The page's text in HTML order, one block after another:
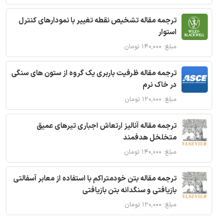
ترجمه مقاله تشخیص نقطه تغییر با نمودارهای کنترل
استوار
مبلغ: ۱۴۰,۰۰۰ تومان
ترجمه مقاله ظرفیت باربری یک گروه از ستون های سنگی
در خاک نرم
مبلغ: ۱۲۰,۰۰۰ تومان
ترجمه مقاله آنالیز ارتعاش اجباری تیرهای عمیق
متخلخل هدفمند
مبلغ: ۱۴۰,۰۰۰ تومان
ترجمه مقاله بتن خودمتراکم با استفاده از معابر آسفالتی
بازیافتی و سنگدانه بتن بازیافتی
مبلغ: ۱۲۰,۰۰۰ تومان